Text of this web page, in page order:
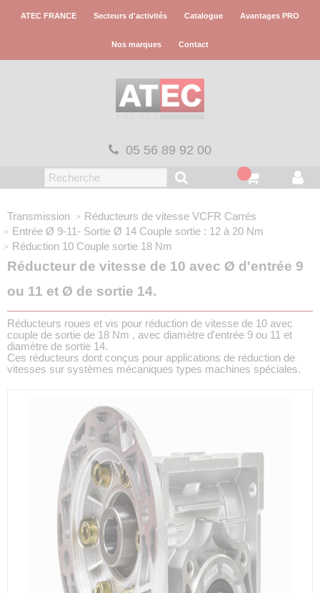
ATEC FRANCE Secteurs d'activités Catalogue Avantages PRO
Nos marques Contact
05 56 89 92 00
Transmission Réducteurs de vitesse VCFR Carrés
Entrée Ø 9-11- Sortie Ø 14 Couple sortie : 12 à 20 Nm
Réduction 10 Couple sortie 18 Nm
Réducteur de vitesse de 10 avec Ø d'entrée 9
ou 11 et Ø de sortie 14.
Réducteurs roues et vis pour réduction de vitesse de 10 avec
couple de sortie de 18 Nm , avec diamètre d'entrée 9 ou 11 et
diamètre de sortie 14.
Ces réducteurs dont conçus pour applications de réduction de
vitesses sur systèmes mécaniques types machines spéciales.